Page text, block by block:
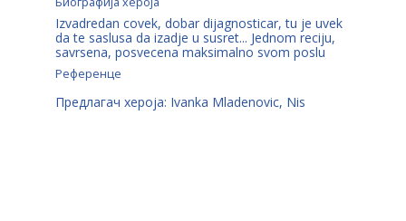
Izvadredan covek, dobar dijagnosticar, tu je uvek
da te saslusa da izadje u susret... Jednom reciju,
savrsena, posvecena maksimalno svom poslu
Референце
Предлагач хероја: Ivanka Mladenovic, Nis